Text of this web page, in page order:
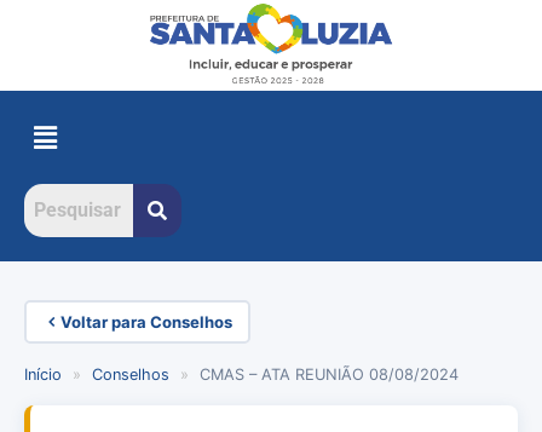
Voltar para Conselhos
Início » Conselhos » CMAS – ATA REUNIÃO 08/08/2024